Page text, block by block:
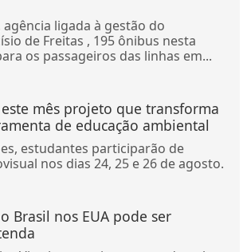
ligada à gestão do
de Freitas , 195 ônibus nesta
os passageiros das linhas em...
mês projeto que transforma
de educação ambiental
estudantes participarão de
nos dias 24, 25 e 26 de agosto.
Brasil nos EUA pode ser